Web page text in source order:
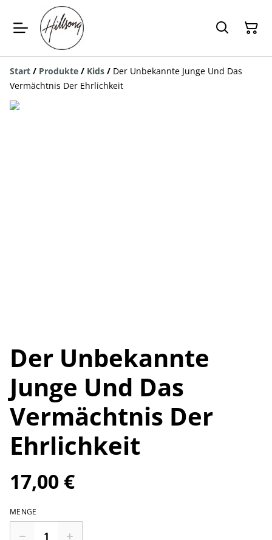
Start / Produkte / Kids / Der Unbekannte Junge Und Das
Vermächtnis Der Ehrlichkeit
Der Unbekannte
Junge Und Das
Vermächtnis Der
Ehrlichkeit
17,00 €
MENGE